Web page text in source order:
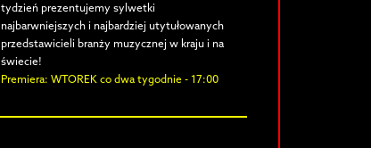
tydzień prezentujemy sylwetki
najbarwniejszych i najbardziej utytułowanych
przedstawicieli branży muzycznej w kraju i na
świecie!
Premiera: WTOREK co dwa tygodnie - 17:00